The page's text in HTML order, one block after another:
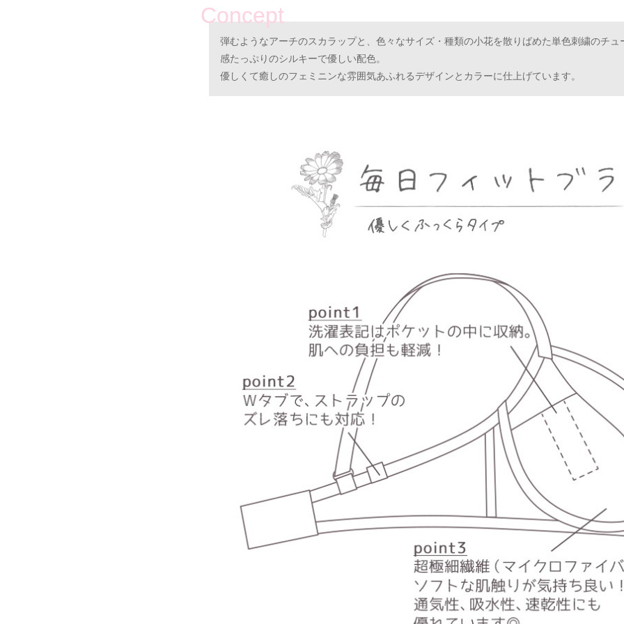
Concept
弾むようなアーチのスカラップと、色々なサイズ・種類の小花を散りばめた単色刺繍のチュ
感たっぷりのシルキーで優しい配色。
優しくて癒しのフェミニンな雰囲気あふれるデザインとカラーに仕上げています。